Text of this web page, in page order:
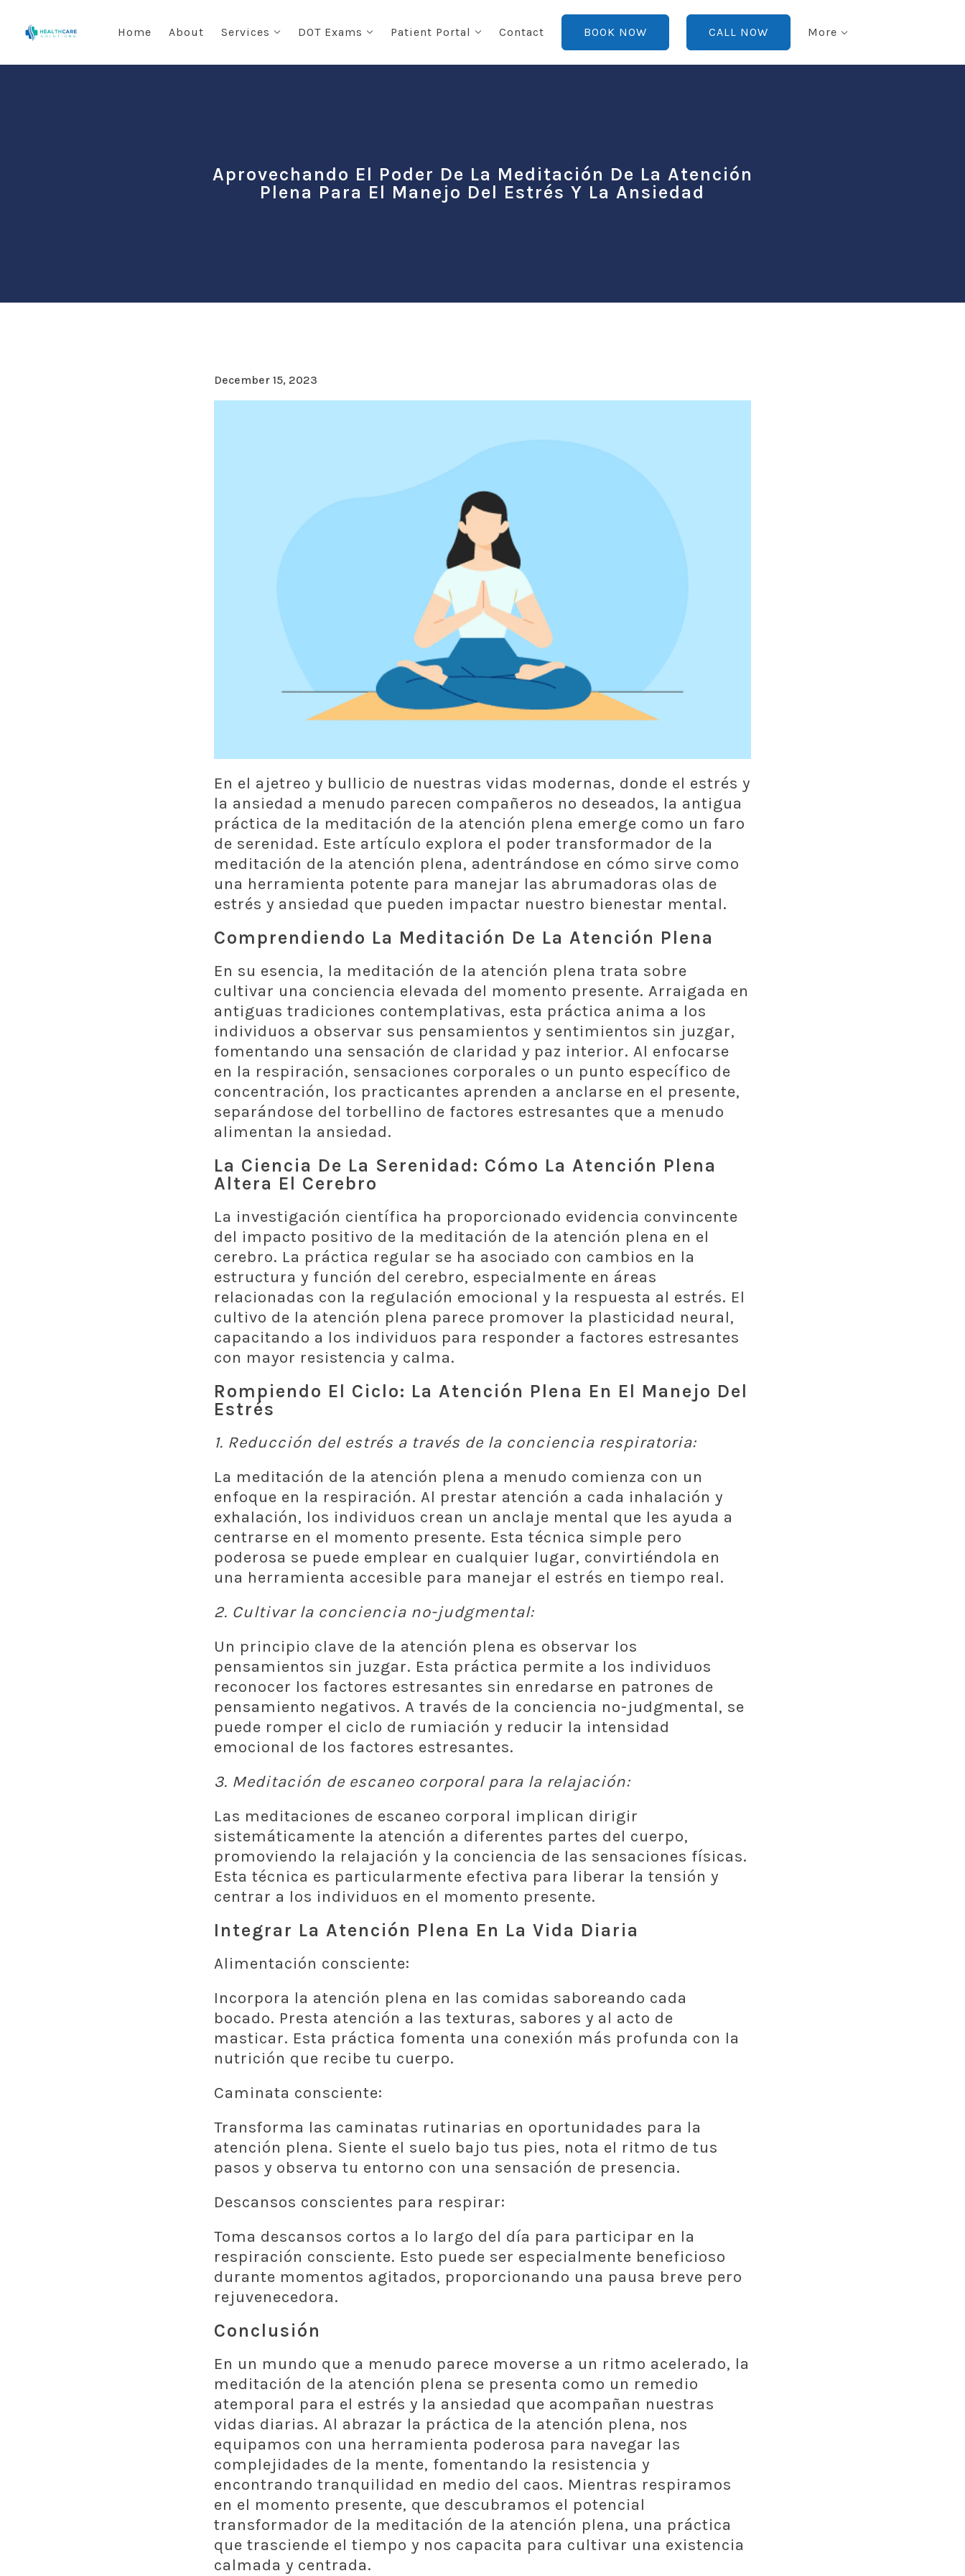
Home
About Services DOT Exams Patient Portal Contact BOOK NOW CALL NOW More
Aprovechando El Poder De La Meditación De La Atención
Plena Para El Manejo Del Estrés Y La Ansiedad
December 15, 2023
En el ajetreo y bullicio de nuestras vidas modernas, donde el estrés y
la ansiedad a menudo parecen compañeros no deseados, la antigua
práctica de la meditación de la atención plena emerge como un faro
de serenidad. Este artículo explora el poder transformador de la
meditación de la atención plena, adentrándose en cómo sirve como
una herramienta potente para manejar las abrumadoras olas de
estrés y ansiedad que pueden impactar nuestro bienestar mental.
Comprendiendo La Meditación De La Atención Plena
En su esencia, la meditación de la atención plena trata sobre
cultivar una conciencia elevada del momento presente. Arraigada en
antiguas tradiciones contemplativas, esta práctica anima a los
individuos a observar sus pensamientos y sentimientos sin juzgar,
fomentando una sensación de claridad y paz interior. Al enfocarse
en la respiración, sensaciones corporales o un punto específico de
concentración, los practicantes aprenden a anclarse en el presente,
separándose del torbellino de factores estresantes que a menudo
alimentan la ansiedad.
La Ciencia De La Serenidad: Cómo La Atención Plena
Altera El Cerebro
La investigación científica ha proporcionado evidencia convincente
del impacto positivo de la meditación de la atención plena en el
cerebro. La práctica regular se ha asociado con cambios en la
estructura y función del cerebro, especialmente en áreas
relacionadas con la regulación emocional y la respuesta al estrés. El
cultivo de la atención plena parece promover la plasticidad neural,
capacitando a los individuos para responder a factores estresantes
con mayor resistencia y calma.
Rompiendo El Ciclo: La Atención Plena En El Manejo Del
Estrés
1. Reducción del estrés a través de la conciencia respiratoria:
La meditación de la atención plena a menudo comienza con un
enfoque en la respiración. Al prestar atención a cada inhalación y
exhalación, los individuos crean un anclaje mental que les ayuda a
centrarse en el momento presente. Esta técnica simple pero
poderosa se puede emplear en cualquier lugar, convirtiéndola en
una herramienta accesible para manejar el estrés en tiempo real.
2. Cultivar la conciencia no-judgmental:
Un principio clave de la atención plena es observar los
pensamientos sin juzgar. Esta práctica permite a los individuos
reconocer los factores estresantes sin enredarse en patrones de
pensamiento negativos. A través de la conciencia no-judgmental, se
puede romper el ciclo de rumiación y reducir la intensidad
emocional de los factores estresantes.
3. Meditación de escaneo corporal para la relajación:
Las meditaciones de escaneo corporal implican dirigir
sistemáticamente la atención a diferentes partes del cuerpo,
promoviendo la relajación y la conciencia de las sensaciones físicas.
Esta técnica es particularmente efectiva para liberar la tensión y
centrar a los individuos en el momento presente.
Integrar La Atención Plena En La Vida Diaria
Alimentación consciente:
Incorpora la atención plena en las comidas saboreando cada
bocado. Presta atención a las texturas, sabores y al acto de
masticar. Esta práctica fomenta una conexión más profunda con la
nutrición que recibe tu cuerpo.
Caminata consciente:
Transforma las caminatas rutinarias en oportunidades para la
atención plena. Siente el suelo bajo tus pies, nota el ritmo de tus
pasos y observa tu entorno con una sensación de presencia.
Descansos conscientes para respirar:
Toma descansos cortos a lo largo del día para participar en la
respiración consciente. Esto puede ser especialmente beneficioso
durante momentos agitados, proporcionando una pausa breve pero
rejuvenecedora.
Conclusión
En un mundo que a menudo parece moverse a un ritmo acelerado, la
meditación de la atención plena se presenta como un remedio
atemporal para el estrés y la ansiedad que acompañan nuestras
vidas diarias. Al abrazar la práctica de la atención plena, nos
equipamos con una herramienta poderosa para navegar las
complejidades de la mente, fomentando la resistencia y
encontrando tranquilidad en medio del caos. Mientras respiramos
en el momento presente, que descubramos el potencial
transformador de la meditación de la atención plena, una práctica
que trasciende el tiempo y nos capacita para cultivar una existencia
calmada y centrada.